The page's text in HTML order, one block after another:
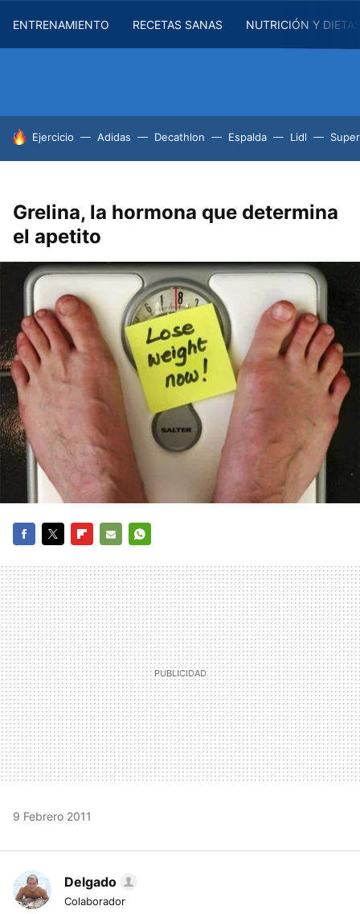
ENTRENAMIENTO RECETAS SANAS NUTRICIÓN Y
HOY SE HABLA DE
Ejercicio Adidas Decathlon Espalda Lidl
Grelina, la hormona que determina
el apetito
MAIL
9 Febrero 2011
Delgado
Colaborador